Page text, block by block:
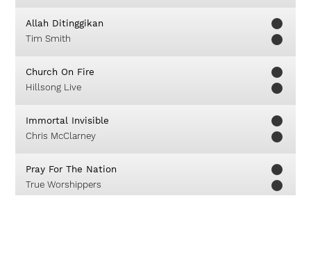
Allah Ditinggikan
Tim Smith
Church On Fire
Hillsong Live
Immortal Invisible
Chris McClarney
Pray For The Nation
True Worshippers